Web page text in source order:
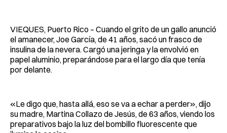
VIEQUES, Puerto Rico – Cuando el grito de un gallo anunció
el amanecer, Joe García, de 41 años, sacó un frasco de
insulina de la nevera. Cargó una jeringa y la envolvió en
papel aluminio, preparándose para el largo día que tenía
por delante.
«Le digo que, hasta allá, eso se va a echar a perder», dijo
su madre, Martina Collazo de Jesús, de 63 años, viendo los
preparativos bajo la luz del bombillo fluorescente que